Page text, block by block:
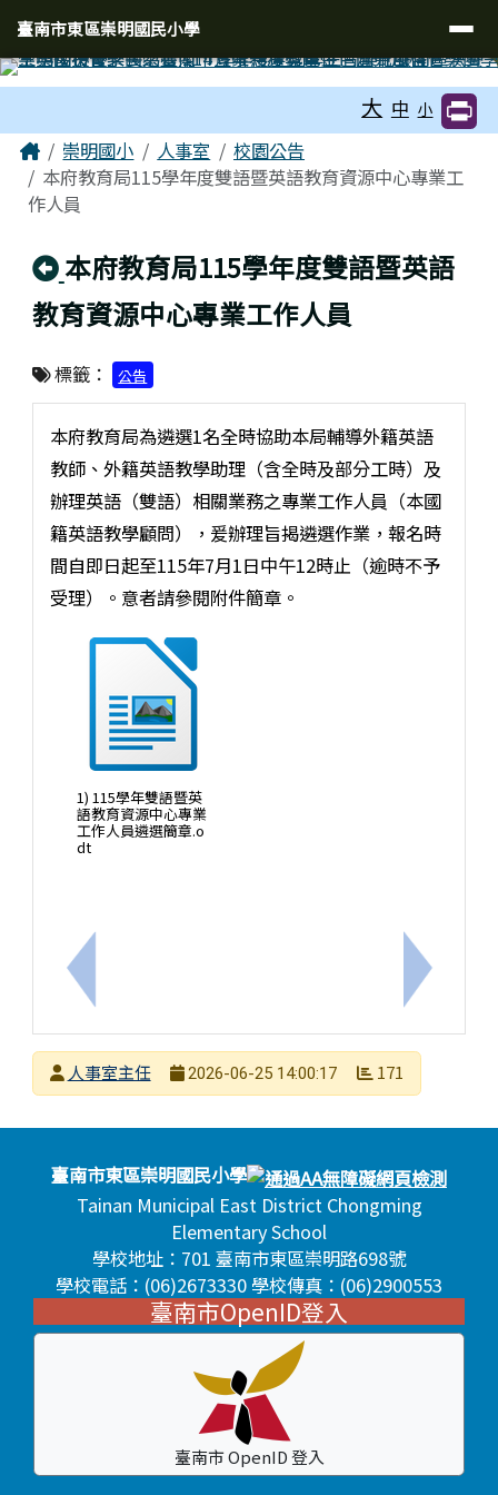
臺南市東區崇明國民小學
導覽列
臺南市東區崇明國民小學
大 中 小
主內容區域
Home崇明國小 人事室
校園公告
本府教育局115學年度雙語暨英語教育資源中心專業工
作人員
回上頁
本府教育局115學年度雙語暨英語
教育資源中心專業工作人員
標籤： 公告
上一筆：115年公務人員行政中立宣導海報
本府教育局為遴選1名全時協助本局輔導外籍英語
教師、外籍英語教學助理（含全時及部分工時）及
辦理英語（雙語）相關業務之專業工作人員（本國
籍英語教學顧問），爰辦理旨揭遴選作業，報名時
間自即日起至115年7月1日中午12時止（逾時不予
受理）。意者請參閱附件簡章。
1) 115學年雙語暨英
語教育資源中心專業
工作人員遴選簡章.o
dt
下一筆：
發布者人事室主任
2026-06-25 14:00:17 171
頁尾區域
頁尾區域內容
臺南市東區崇明國民小學
Tainan Municipal East District Chongming
Elementary School
學校地址：701 臺南市東區崇明路698號
學校電話：(06)2673330 學校傳真：(06)2900553
臺南市OpenID登入
臺南市 OpenID 登入